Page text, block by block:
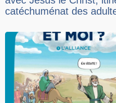
catéchuménat des